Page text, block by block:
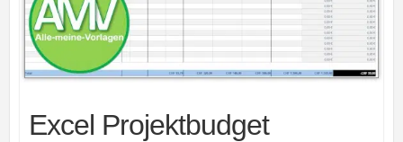
Excel Projektbudget